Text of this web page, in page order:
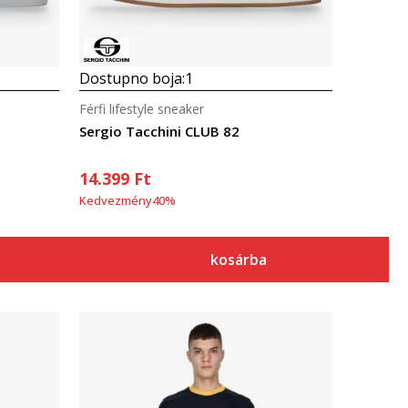
Dostupno boja:1
Sergio Tacchini CLUB 82
Férfi lifestyle sneaker
14.399 Ft
Kedvezmény40%
kosárba